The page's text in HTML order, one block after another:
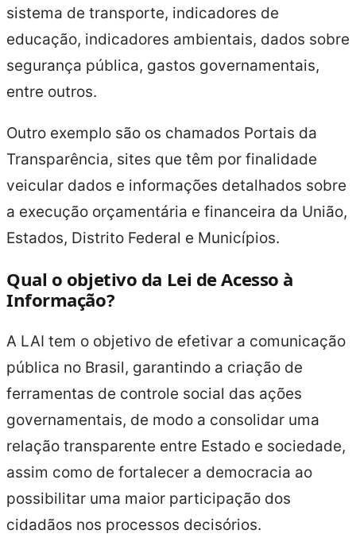
sistema de transporte, indicadores de
educação, indicadores ambientais, dados sobre
segurança pública, gastos governamentais,
entre outros.
Outro exemplo são os chamados Portais da
Transparência, sites que têm por finalidade
veicular dados e informações detalhados sobre
a execução orçamentária e financeira da União,
Estados, Distrito Federal e Municípios.
Qual o objetivo da Lei de Acesso à
Informação?
A LAI tem o objetivo de efetivar a comunicação
pública no Brasil, garantindo a criação de
ferramentas de controle social das ações
governamentais, de modo a consolidar uma
relação transparente entre Estado e sociedade,
assim como de fortalecer a democracia ao
possibilitar uma maior participação dos
cidadãos nos processos decisórios.